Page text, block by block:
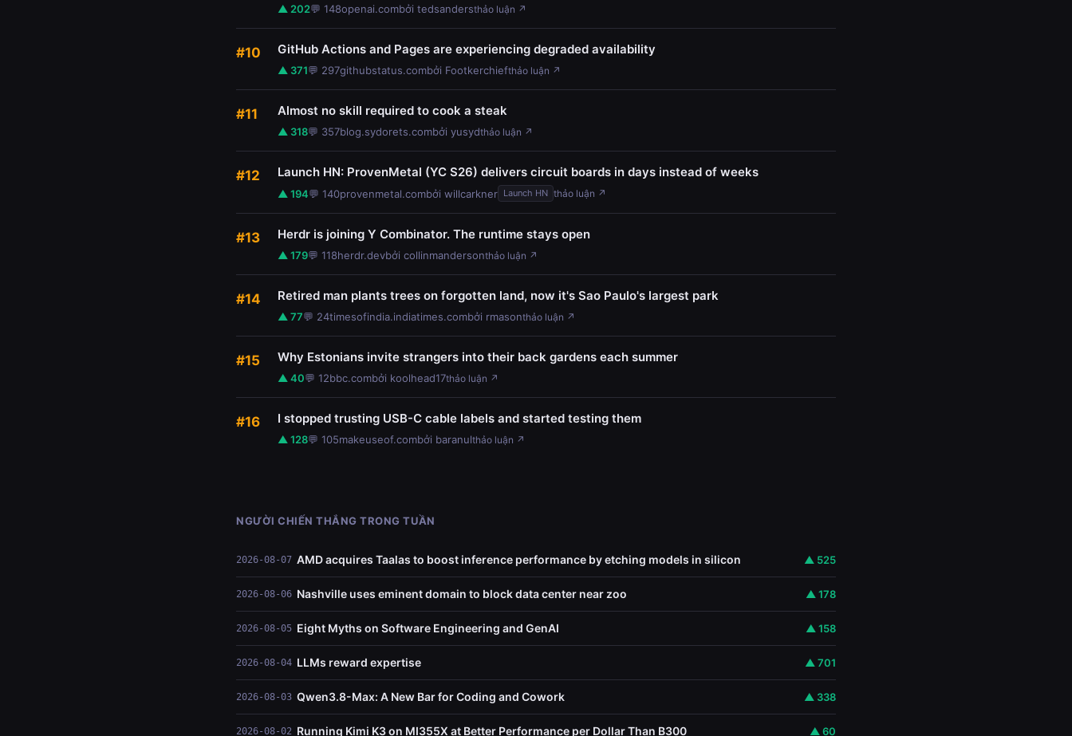
▲ 202💬 148openai.combởi tedsandersthảo luận ↗
#10 GitHub Actions and Pages are experiencing degraded availability
▲ 371💬 297githubstatus.combởi Footkerchiefthảo luận ↗
#11 Almost no skill required to cook a steak
▲ 318💬 357blog.sydorets.combởi yusydthảo luận ↗
#12 Launch HN: ProvenMetal (YC S26) delivers circuit boards in days instead of weeks
▲ 194💬 140provenmetal.combởi willcarkner Launch HN thảo luận ↗
#13 Herdr is joining Y Combinator. The runtime stays open
▲ 179💬 118herdr.devbởi collinmandersonthảo luận ↗
#14 Retired man plants trees on forgotten land, now it's Sao Paulo's largest park
▲ 77💬 24timesofindia.indiatimes.combởi rmasonthảo luận ↗
#15 Why Estonians invite strangers into their back gardens each summer
▲ 40💬 12bbc.combởi koolhead17thảo luận ↗
#16 I stopped trusting USB-C cable labels and started testing them
▲ 128💬 105makeuseof.combởi baranulthảo luận ↗
NGƯỜI CHIẾN THẮNG TRONG TUẦN
2026-08-07 AMD acquires Taalas to boost inference performance by etching models in silicon ▲ 525
2026-08-06 Nashville uses eminent domain to block data center near zoo ▲ 178
2026-08-05 Eight Myths on Software Engineering and GenAI ▲ 158
2026-08-04 LLMs reward expertise ▲ 701
2026-08-03 Qwen3.8-Max: A New Bar for Coding and Cowork ▲ 338
2026-08-02 Running Kimi K3 on MI355X at Better Performance per Dollar Than B300 ▲ 60